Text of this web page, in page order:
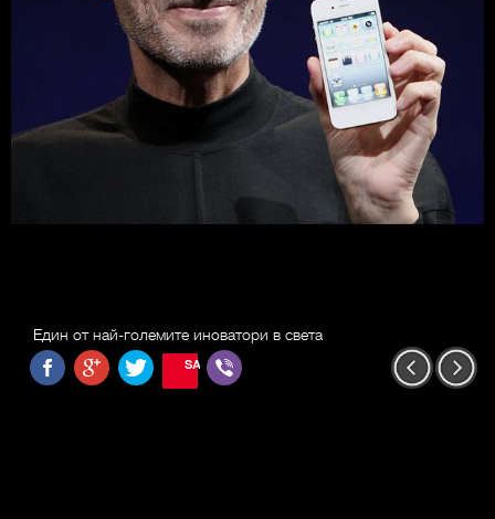
Един от най-големите иноватори в света
SAVE